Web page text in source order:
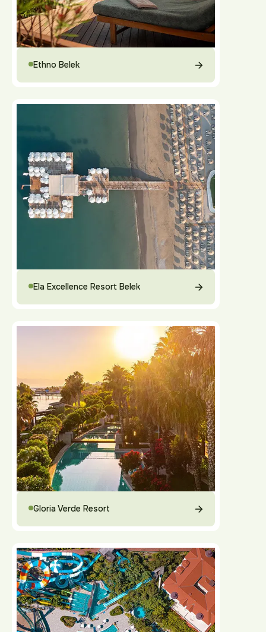
Ethno Belek
Ela Excellence Resort Belek
Gloria Verde Resort